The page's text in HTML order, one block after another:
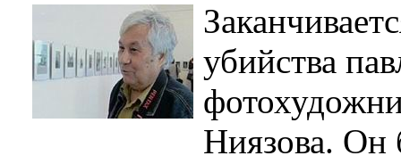
убийства
Ниязова. Он